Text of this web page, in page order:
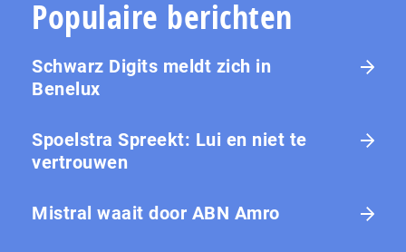
Populaire berichten
Schwarz Digits meldt zich in
Benelux
Spoelstra Spreekt: Lui en niet te
vertrouwen
Mistral waait door ABN Amro